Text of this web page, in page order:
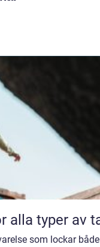
alla typer av
som lockar